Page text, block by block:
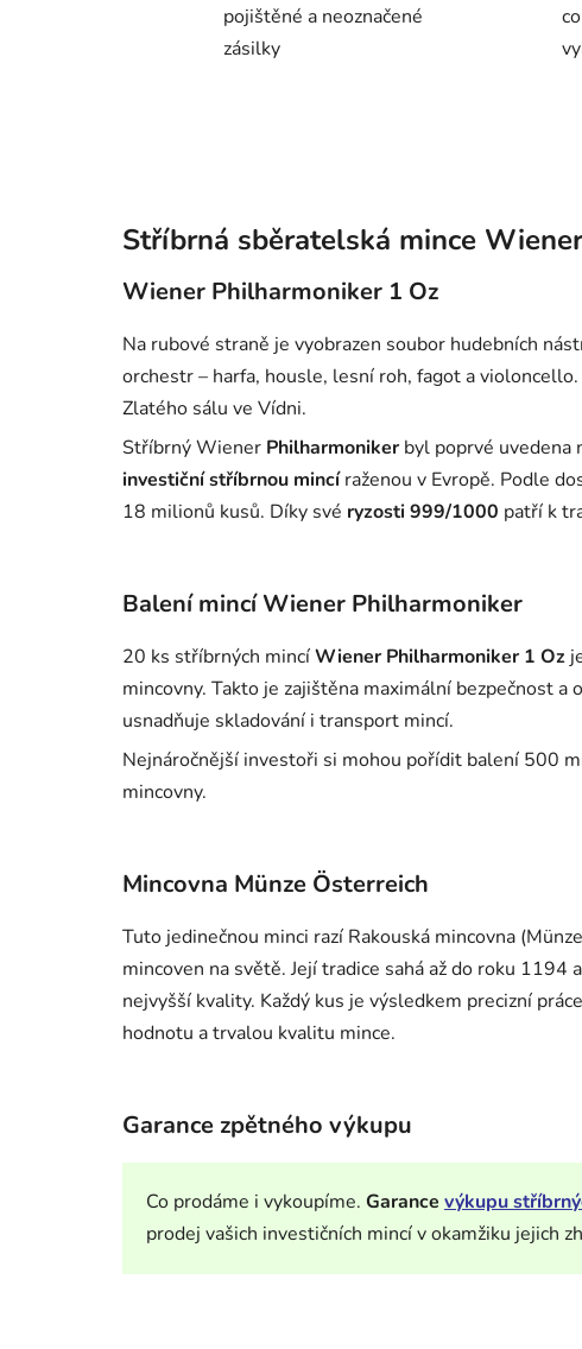
pojištěné a neoznačené
zásilky
Stříbrná sběratelská mince
Wiener Philharmoniker 1 Oz
Na rubové straně je vyobrazen soubor hudebních
orchestr – harfa, housle, lesní roh, fagot a
Zlatého sálu ve Vídni.
Stříbrný Wiener Philharmoniker byl poprvé uvedena
investiční stříbrnou mincíraženou v Evropě. Podle
18 milionů kusů. Díky své ryzosti 999/1000 patří k
Balení mincí Wiener Philharmoniker
20 ks stříbrných mincíWiener Philharmoniker 1 Oz
mincovny. Takto je zajištěna maximální bezpečnost a
usnadňuje skladování i transport mincí.
Nejnáročnější investoři si mohou pořídit balení 500
mincovny.
Mincovna Münze Österreich
Tuto jedinečnou minci razí Rakouská mincovna
mincoven na světě. Její tradice sahá až do roku
nejvyšší kvality. Každý kus je výsledkem precizní
hodnotu a trvalou kvalitu mince.
Garance zpětného výkupu
Co prodáme i vykoupíme. Garance výkupu
prodej vašich investičních mincí v okamžiku jejich